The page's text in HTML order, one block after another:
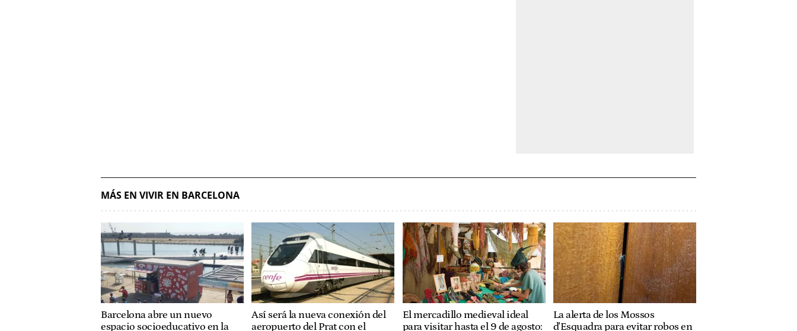
MÁS EN VIVIR EN BARCELONA
Barcelona abre un nuevo
espacio socioeducativo en la
Así será la nueva conexión del
aeropuerto del Prat con el
El mercadillo medieval ideal
para visitar hasta el 9 de agosto:
La alerta de los Mossos
d'Esquadra para evitar robos en